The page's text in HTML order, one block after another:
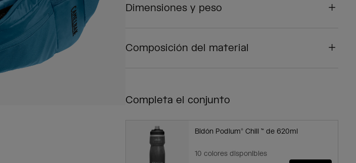
Dimensiones y peso
Composición del material
Completa el conjunto
Bidón Podium® Chill ™ de 620ml
10 colores disponibles